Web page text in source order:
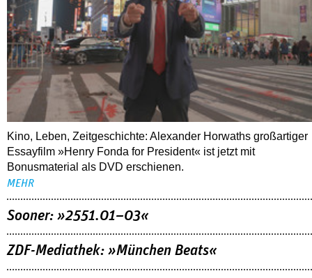
Kino, Leben, Zeitgeschichte: Alexander Horwaths großartiger
Essayfilm »Henry Fonda for President« ist jetzt mit
Bonusmaterial als DVD erschienen.
MEHR
Sooner: »2551.01–03«
ZDF-Mediathek: »München Beats«